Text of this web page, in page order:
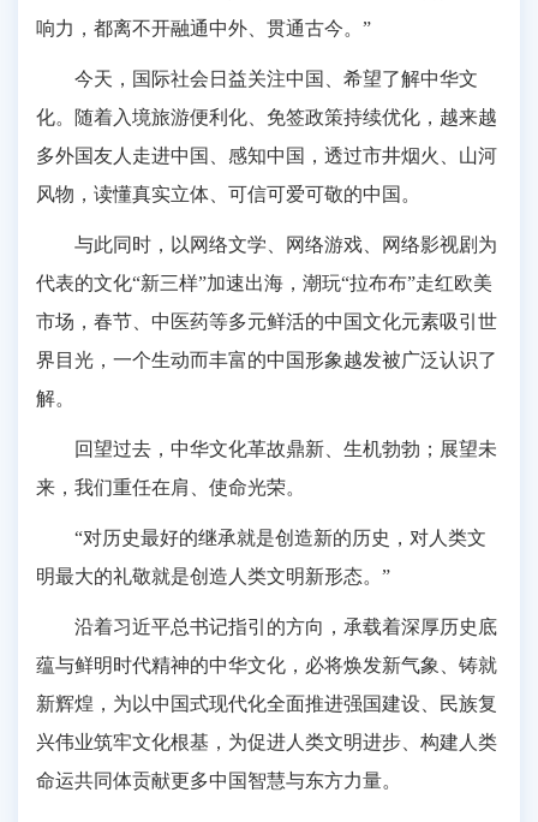
响力，都离不开融通中外、贯通古今。”
今天，国际社会日益关注中国、希望了解中华文
化。随着入境旅游便利化、免签政策持续优化，越来越
多外国友人走进中国、感知中国，透过市井烟火、山河
风物，读懂真实立体、可信可爱可敬的中国。
与此同时，以网络文学、网络游戏、网络影视剧为
代表的文化“新三样”加速出海，潮玩“拉布布”走红欧美
市场，春节、中医药等多元鲜活的中国文化元素吸引世
界目光，一个生动而丰富的中国形象越发被广泛认识了
解。
回望过去，中华文化革故鼎新、生机勃勃；展望未
来，我们重任在肩、使命光荣。
“对历史最好的继承就是创造新的历史，对人类文
明最大的礼敬就是创造人类文明新形态。”
沿着习近平总书记指引的方向，承载着深厚历史底
蕴与鲜明时代精神的中华文化，必将焕发新气象、铸就
新辉煌，为以中国式现代化全面推进强国建设、民族复
兴伟业筑牢文化根基，为促进人类文明进步、构建人类
命运共同体贡献更多中国智慧与东方力量。